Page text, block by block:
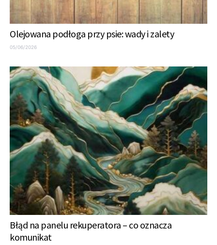
Olejowana podłoga przy psie: wady i zalety
05/06/2026
Błąd na panelu rekuperatora – co oznacza
komunikat